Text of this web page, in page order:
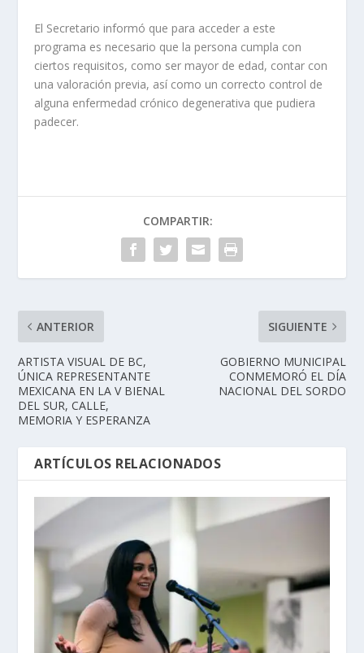
El Secretario informó que para acceder a este
programa es necesario que la persona cumpla con
ciertos requisitos, como ser mayor de edad, contar con
una valoración previa, así como un correcto control de
alguna enfermedad crónico degenerativa que pudiera
padecer.
COMPARTIR:
ANTERIOR
ARTISTA VISUAL DE BC,
ÚNICA REPRESENTANTE
MEXICANA EN LA V BIENAL
DEL SUR, CALLE,
MEMORIA Y ESPERANZA
SIGUIENTE
GOBIERNO MUNICIPAL
CONMEMORÓ EL DÍA
NACIONAL DEL SORDO
ARTÍCULOS RELACIONADOS